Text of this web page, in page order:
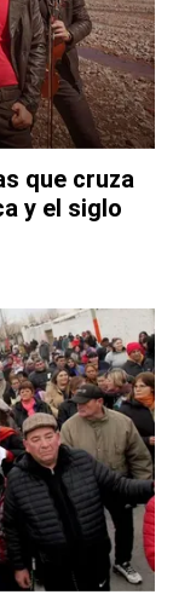
que cruza
y el siglo